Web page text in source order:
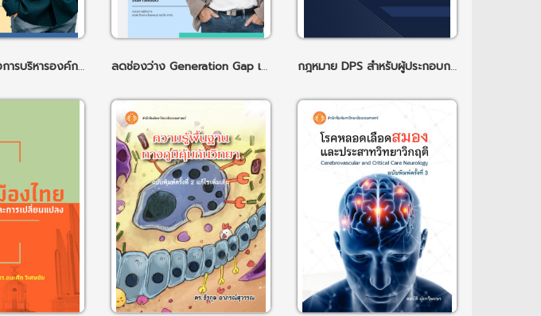
ความท้าทายของการบริหารองค์กรสื่อในยุคดิจิทัล ลดช่องว่าง Generation Gap เพิ่มศักยภาพการแข่งขันในตลาดใหม่ กฎหมาย DPS สำหรับผู้ประกอบการดิจิทัล